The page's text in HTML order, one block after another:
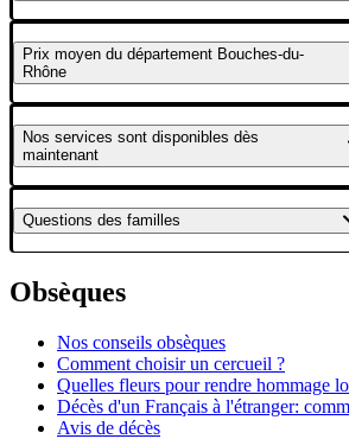
Prix moyen du département Bouches-du-
Rhône
Nos services sont disponibles dès
maintenant
Questions des familles
Obsèques
Nos conseils obsèques
Comment choisir un cercueil ?
Quelles fleurs pour rendre hommage
Décès d'un Français à l'étranger:
Avis de décès